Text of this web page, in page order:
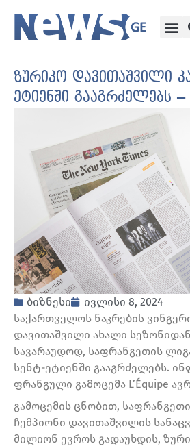
ზურიკო დავითაშვილი
ეტიენში გააგრძელებს –
ბიზნესი
ივლისი 8, 2024
საქართველოს ნაკრების
დავითაშვილი ახალი
სავარაუდოდ, საფრანგეთის
სენტ-ეტიენში გააგრძელებს.
ფრანგული გამოცემა L’Équipe
გამოცემის ცნობით,
ჩემპიონი დავითაშვილის
მილიონ ევროს გადაუხდის,